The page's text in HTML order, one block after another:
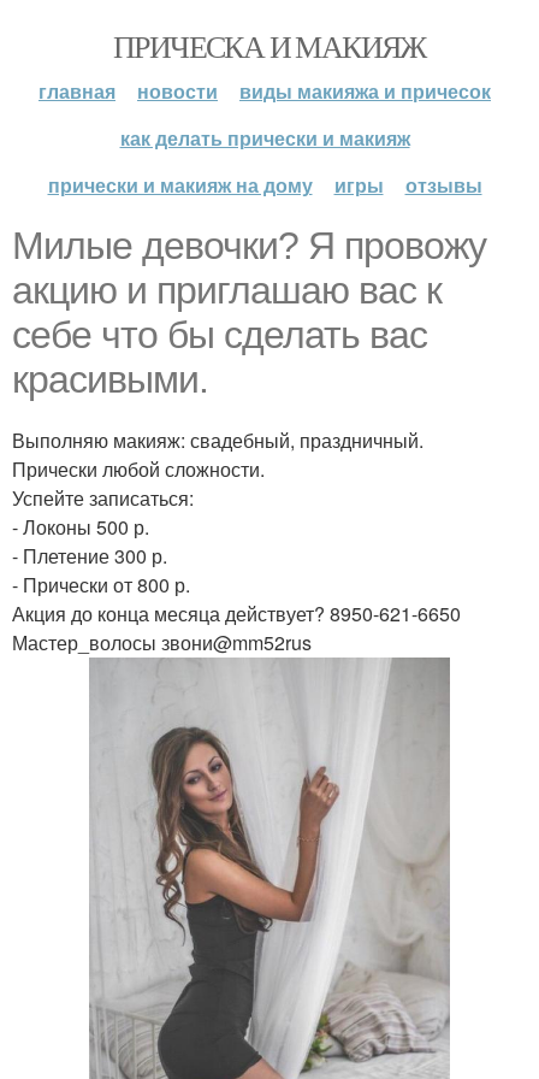
ПРИЧЕСКА И МАКИЯЖ
главная новости
виды макияжа и причесок
как делать прически и макияж
прически и макияж на дому
игры отзывы
Милые девочки? Я провожу
акцию и приглашаю вас к
себе что бы сделать вас
красивыми.
Выполняю макияж: свадебный, праздничный.
Прически любой сложности.
Успейте записаться:
- Локоны 500 р.
- Плетение 300 р.
- Прически от 800 р.
Акция до конца месяца действует? 8950-621-6650
Мастер_волосы звони@mm52rus